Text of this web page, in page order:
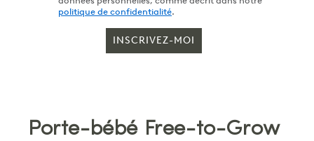
politique de confidentialité.
INSCRIVEZ-MOI
Porte-bébé Free-to-Grow